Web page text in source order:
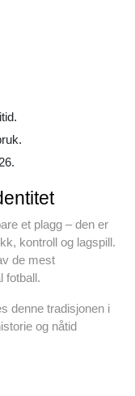
et plagg – den er
kontroll og lagspill.
de mest
fotball.
denne tradisjonen i
og nåtid